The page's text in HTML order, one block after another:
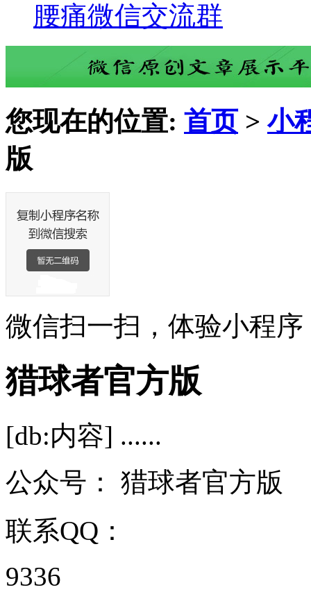
腰痛微信交流群
您现在的位置: 首页 >小
版
微信扫一扫，体验小程序
猎球者官方版
[db:内容] ......
公众号： 猎球者官方版
联系QQ：
9336